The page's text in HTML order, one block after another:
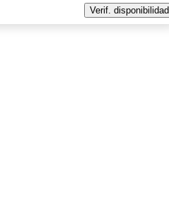
Verif. disponibilidad